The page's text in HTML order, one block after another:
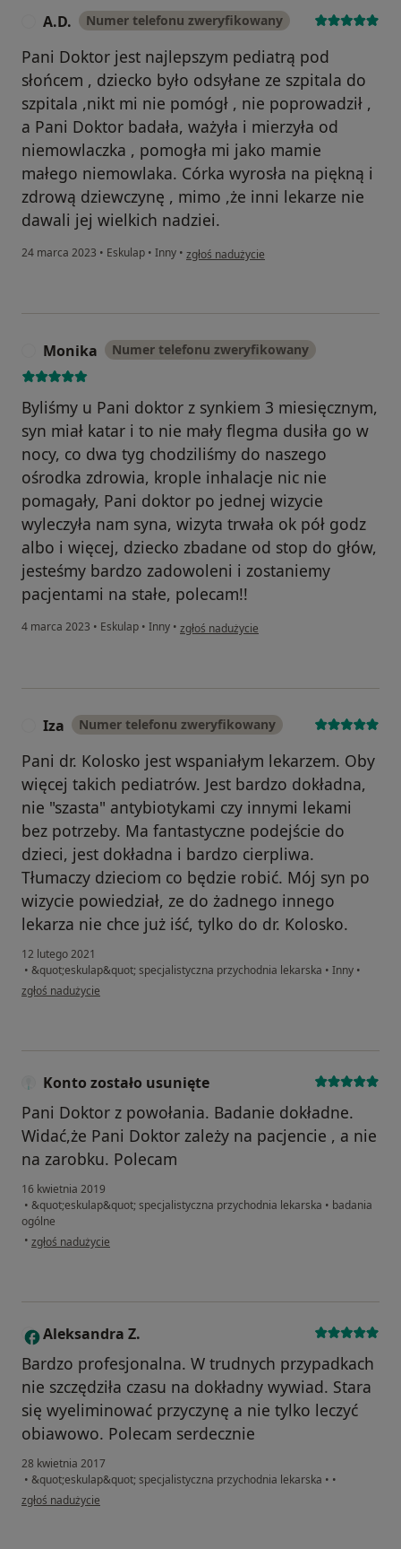
A.D. Numer telefonu zweryfikowany
Pani Doktor jest najlepszym pediatrą pod
słońcem , dziecko było odsyłane ze szpitala do
szpitala ,nikt mi nie pomógł , nie poprowadził ,
a Pani Doktor badała, ważyła i mierzyła od
niemowlaczka , pomogła mi jako mamie
małego niemowlaka. Córka wyrosła na piękną i
zdrową dziewczynę , mimo ,że inni lekarze nie
dawali jej wielkich nadziei.
24 marca 2023 • Eskulap • Inny • w opinii użytkownika A.D.
zgłoś nadużycie
Monika Numer telefonu zweryfikowany
Byliśmy u Pani doktor z synkiem 3 miesięcznym,
syn miał katar i to nie mały flegma dusiła go w
nocy, co dwa tyg chodziliśmy do naszego
ośrodka zdrowia, krople inhalacje nic nie
pomagały, Pani doktor po jednej wizycie
wyleczyła nam syna, wizyta trwała ok pół godz
albo i więcej, dziecko zbadane od stop do głów,
jesteśmy bardzo zadowoleni i zostaniemy
pacjentami na stałe, polecam!!
4 marca 2023 • Eskulap • Inny • w opinii użytkownika Monika
zgłoś nadużycie
Iza Numer telefonu zweryfikowany
Pani dr. Kolosko jest wspaniałym lekarzem. Oby
więcej takich pediatrów. Jest bardzo dokładna,
nie "szasta" antybiotykami czy innymi lekami
bez potrzeby. Ma fantastyczne podejście do
dzieci, jest dokładna i bardzo cierpliwa.
Tłumaczy dzieciom co będzie robić. Mój syn po
wizycie powiedział, ze do żadnego innego
lekarza nie chce już iść, tylko do dr. Kolosko.
12 lutego 2021
• &quot;eskulap&quot; specjalistyczna przychodnia lekarska • Inny •
w opinii użytkownika Iza
zgłoś nadużycie
Konto zostało usunięte
Pani Doktor z powołania. Badanie dokładne.
Widać,że Pani Doktor zależy na pacjencie , a nie
na zarobku. Polecam
16 kwietnia 2019
• &quot;eskulap&quot; specjalistyczna przychodnia lekarska • badania
ogólne
• w opinii użytkownika Konto zostało usunięte
zgłoś nadużycie
A Aleksandra Z.
Bardzo profesjonalna. W trudnych przypadkach
nie szczędziła czasu na dokładny wywiad. Stara
się wyeliminować przyczynę a nie tylko leczyć
obiawowo. Polecam serdecznie
28 kwietnia 2017
• &quot;eskulap&quot; specjalistyczna przychodnia lekarska • •
w opinii użytkownika Aleksandra Z.
zgłoś nadużycie